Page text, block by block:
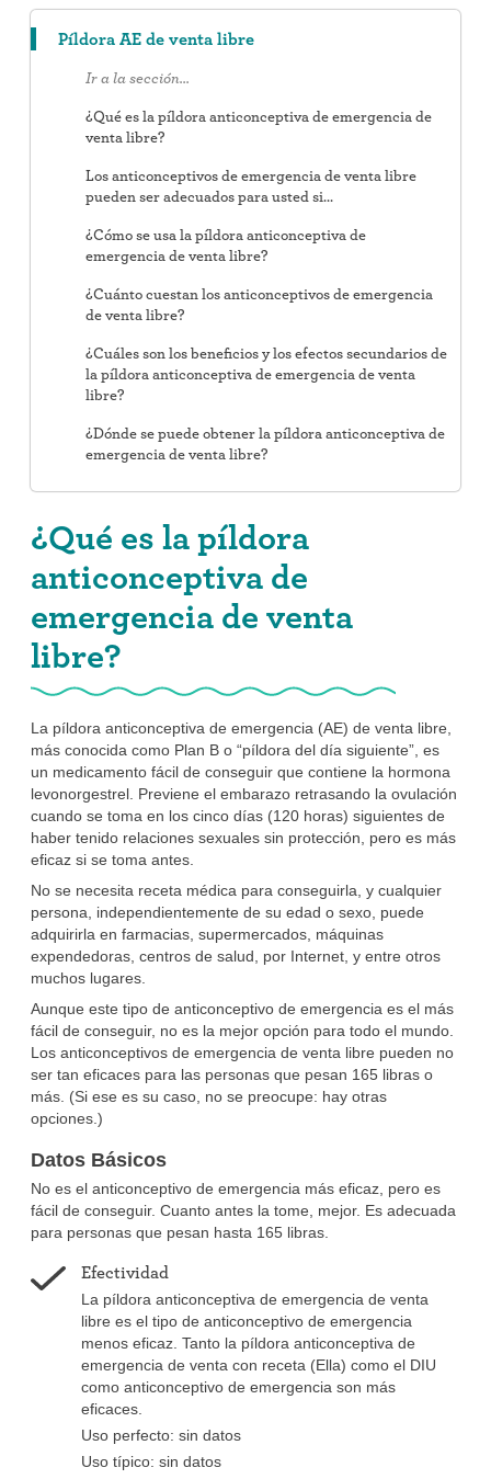
Píldora AE de venta libre
Ir a la sección…
¿Qué es la píldora anticonceptiva de emergencia de
venta libre?
Los anticonceptivos de emergencia de venta libre
pueden ser adecuados para usted si…
¿Cómo se usa la píldora anticonceptiva de
emergencia de venta libre?
¿Cuánto cuestan los anticonceptivos de emergencia
de venta libre?
¿Cuáles son los beneficios y los efectos secundarios de
la píldora anticonceptiva de emergencia de venta
libre?
¿Dónde se puede obtener la píldora anticonceptiva de
emergencia de venta libre?
¿Qué es la píldora
anticonceptiva de
emergencia de venta
libre?
La píldora anticonceptiva de emergencia (AE) de venta libre,
más conocida como Plan B o “píldora del día siguiente”, es
un medicamento fácil de conseguir que contiene la hormona
levonorgestrel. Previene el embarazo retrasando la ovulación
cuando se toma en los cinco días (120 horas) siguientes de
haber tenido relaciones sexuales sin protección, pero es más
eficaz si se toma antes.
No se necesita receta médica para conseguirla, y cualquier
persona, independientemente de su edad o sexo, puede
adquirirla en farmacias, supermercados, máquinas
expendedoras, centros de salud, por Internet, y entre otros
muchos lugares.
Aunque este tipo de anticonceptivo de emergencia es el más
fácil de conseguir, no es la mejor opción para todo el mundo.
Los anticonceptivos de emergencia de venta libre pueden no
ser tan eficaces para las personas que pesan 165 libras o
más. (Si ese es su caso, no se preocupe: hay otras
opciones.)
Datos Básicos
No es el anticonceptivo de emergencia más eficaz, pero es
fácil de conseguir. Cuanto antes la tome, mejor. Es adecuada
para personas que pesan hasta 165 libras.
Efectividad
La píldora anticonceptiva de emergencia de venta
libre es el tipo de anticonceptivo de emergencia
menos eficaz. Tanto la píldora anticonceptiva de
emergencia de venta con receta (Ella) como el DIU
como anticonceptivo de emergencia son más
eficaces.
Uso perfecto: sin datos
Uso típico: sin datos